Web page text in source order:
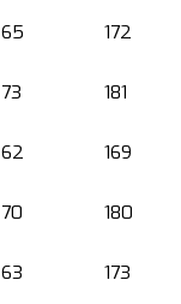
65 172
73 181
62 169
70 180
63 173